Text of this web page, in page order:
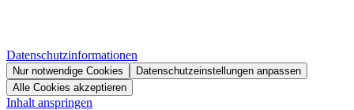
Datenschutzinformationen
Nur notwendige Cookies
Datenschutzeinstellungen anpassen
Alle Cookies akzeptieren
Inhalt anspringen